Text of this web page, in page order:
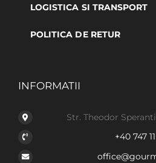
LOGISTICA SI TRANSPORT
POLITICA DE RETUR
INFORMATII
Str. Theodor
+40 747